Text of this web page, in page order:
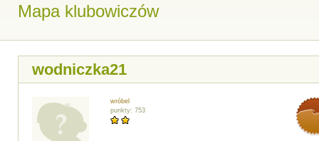
Mapa klubowiczów
wodniczka21
wróbel
punkty: 753